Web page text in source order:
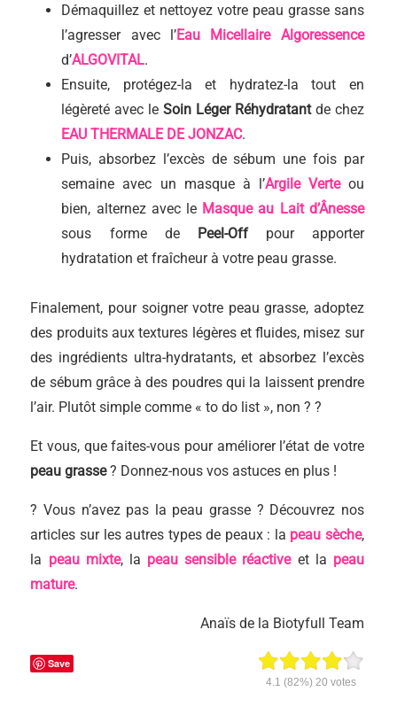
Démaquillez et nettoyez votre peau grasse sans
l’agresser avec l’Eau Micellaire Algoressence
d’ALGOVITAL.
Ensuite, protégez-la et hydratez-la tout en
légèreté avec leSoin Léger Réhydratantde chez
EAU THERMALE DE JONZAC.
Puis, absorbez l’excès de sébum une fois par
semaine avec un masque à l’Argile Verteou
bien, alternez avec le Masque au Lait d’Ânesse
sous forme de Peel-Offpour apporter
hydratation et fraîcheur à votre peau grasse.
Finalement, pour soigner votre peau grasse, adoptez
des produits aux textures légères et fluides, misez sur
des ingrédients ultra-hydratants, et absorbez l’excès
de sébum grâce à des poudres qui la laissent prendre
l’air. Plutôt simple comme « to do list », non ? ?
Et vous, que faites-vous pour améliorer l’état de votre
peau grasse? Donnez-nous vos astuces en plus !
? Vous n’avez pas la peau grasse ? Découvrez nos
articles sur les autres types de peaux : la peau sèche,
la peau mixte, la peau sensible réactiveet la peau
mature.
Anaïs de la Biotyfull Team
4.1 (82%) 20 votes
Save